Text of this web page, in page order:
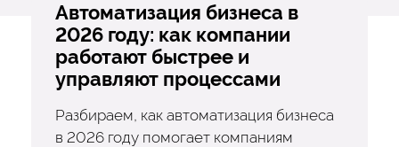
Автоматизация бизнеса в
2026 году: как компании
работают быстрее и
управляют процессами
Разбираем, как автоматизация бизнеса
в 2026 году помогает компаниям